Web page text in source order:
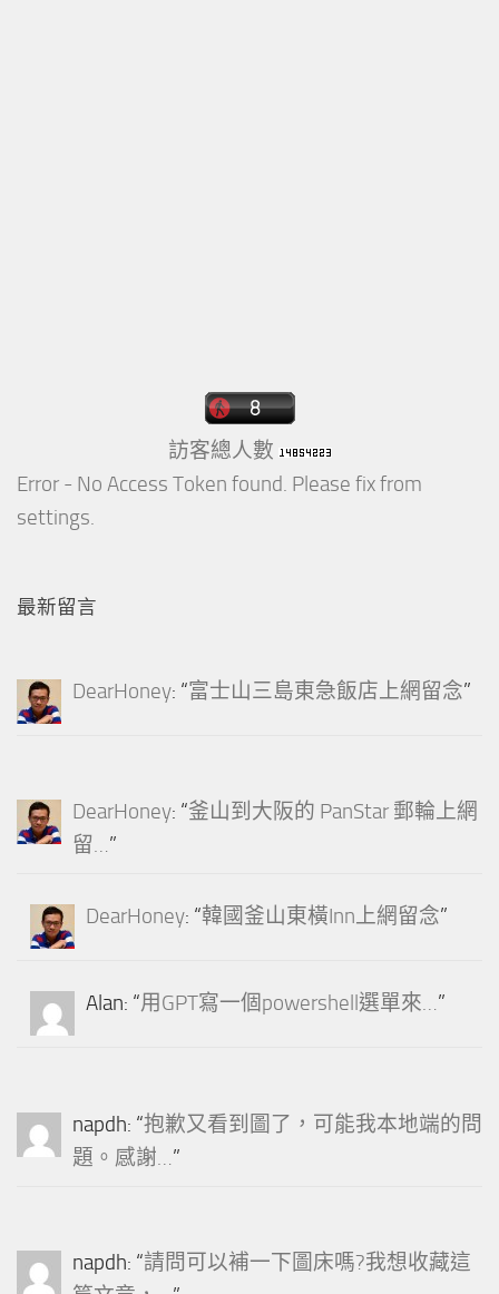
訪客總人數
Error - No Access Token found. Please fix from
settings.
最新留言
DearHoney: “富士山三島東急飯店上網留念”
DearHoney: “釜山到大阪的 PanStar 郵輪上網
留…”
DearHoney: “韓國釜山東橫Inn上網留念”
Alan: “用GPT寫一個powershell選單來…”
napdh: “抱歉又看到圖了，可能我本地端的問
題。感謝…”
napdh: “請問可以補一下圖床嗎?我想收藏這